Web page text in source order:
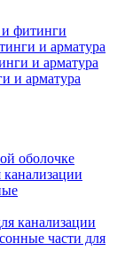
фитинги
и арматура
и арматура
и арматура
оболочке
канализации
части для